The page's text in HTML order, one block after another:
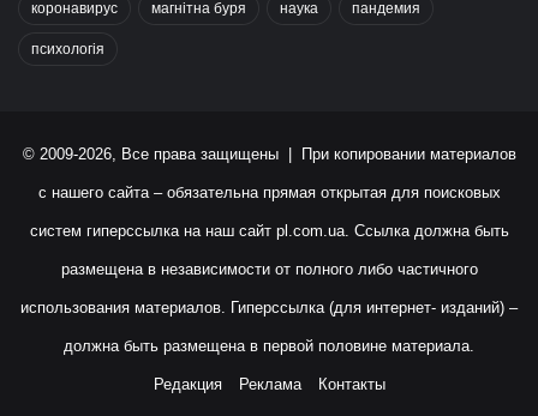
коронавирус магнітна буря наука пандемия
психологія
© 2009-2026, Все права защищены | При копировании материалов
с нашего сайта – обязательна прямая открытая для поисковых
систем гиперссылка на наш сайт pl.com.ua. Ссылка должна быть
размещена в независимости от полного либо частичного
использования материалов. Гиперссылка (для интернет- изданий) –
должна быть размещена в первой половине материала.
Редакция Реклама Контакты